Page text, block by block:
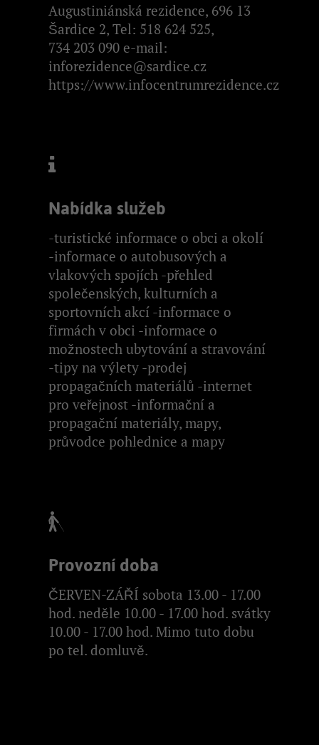
Augustiniánská rezidence, 696 13
Šardice 2, Tel: 518 624 525,
734 203 090 e-mail:
inforezidence@sardice.cz
https://www.infocentrumrezidence.cz
Nabídka služeb
-turistické informace o obci a okolí
-informace o autobusových a
vlakových spojích -přehled
společenských, kulturních a
sportovních akcí -informace o
firmách v obci -informace o
možnostech ubytování a stravování
-tipy na výlety -prodej
propagačních materiálů -internet
pro veřejnost -informační a
propagační materiály, mapy,
průvodce pohlednice a mapy
Provozní doba
ČERVEN-ZÁŘÍ sobota 13.00 - 17.00
hod. neděle 10.00 - 17.00 hod. svátky
10.00 - 17.00 hod. Mimo tuto dobu
po tel. domluvě.